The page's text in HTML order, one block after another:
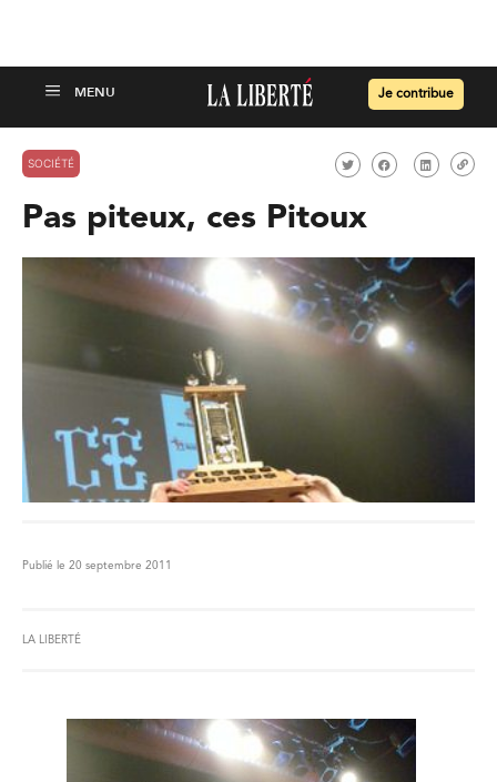
Je contribue
SOCIÉTÉ
Pas piteux, ces Pitoux
Publié le 20 septembre 2011
LA LIBERTÉ